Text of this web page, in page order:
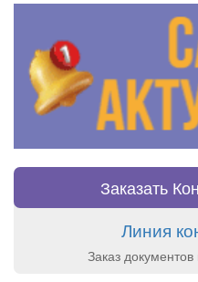
Заказать
Линия
Заказ